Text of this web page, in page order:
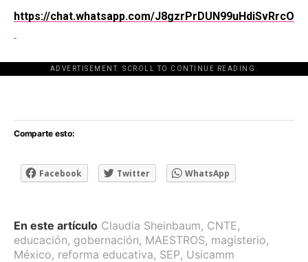
https://chat.whatsapp.com/J8gzrPrDUN99uHdiSvRrcO
ADVERTISEMENT. SCROLL TO CONTINUE READING.
[adsforwp id="243463"]
Comparte esto:
Facebook Twitter WhatsApp
En este artículo Claudia Sheinbaum, CNTE,
educación, gobernación, MAESTROS, magisterio,
México, reforma educativa, SEP, Usicamm